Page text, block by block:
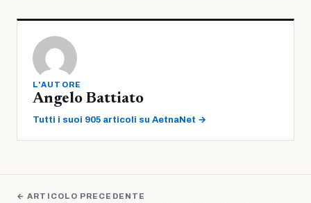
L'AUTORE
Angelo Battiato
Tutti i suoi 905 articoli su AetnaNet →
← ARTICOLO PRECEDENTE